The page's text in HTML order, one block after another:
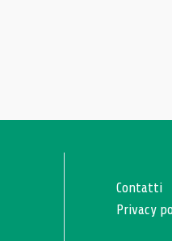
Contatti
Privacy